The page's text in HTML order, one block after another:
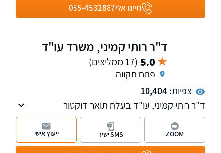
חייגו אלי055-4532887
ד"ר רותי קמיני, משרד עו"ד
5.0 (17 ממליצים)
פתח תקווה
צפיות:10,404
ד"ר רותי קמיני, עו"ד בעלת תואר דוקטור
במשפטים וניסיון של מעל 25 שנים בתחום,
מחברת הספר "המרשם הפלילי" הדן במהות
הרישום הפלילי בישראל. המשרד עוסק בתחומים:
ZOOM SMS ישיר ייעוץ אישי